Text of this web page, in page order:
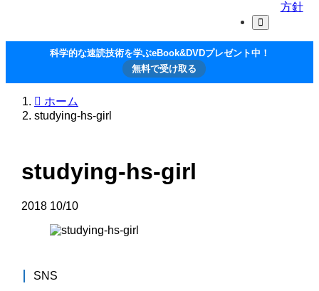
方針
科学的な速読技術を学ぶeBook&DVDプレゼント中！
無料で受け取る
ホーム
studying-hs-girl
studying-hs-girl
2018 10/10
SNS